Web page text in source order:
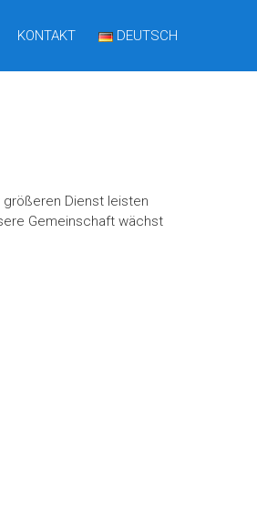
KONTAKT DEUTSCH
Dienst leisten
Gemeinschaft wächst